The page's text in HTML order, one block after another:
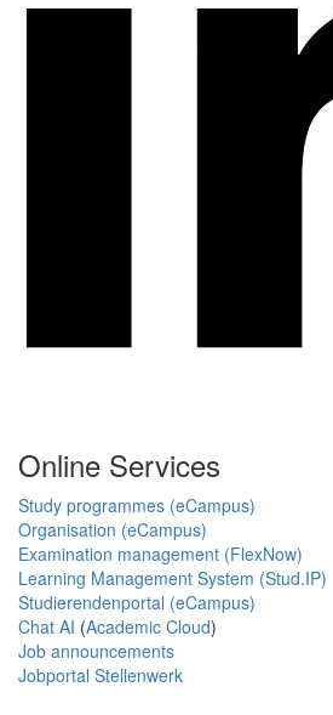
Online Services
Study programmes (eCampus)
Organisation (eCampus)
Examination management (FlexNow)
Learning Management System (Stud.IP)
Studierendenportal (eCampus)
Chat AI (Academic Cloud)
Job announcements
Jobportal Stellenwerk